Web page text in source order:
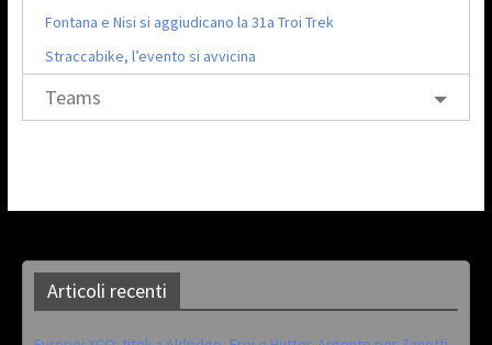
Fontana e Nisi si aggiudicano la 31a Troi Trek
Straccabike, l’evento si avvicina
Teams
Articoli recenti